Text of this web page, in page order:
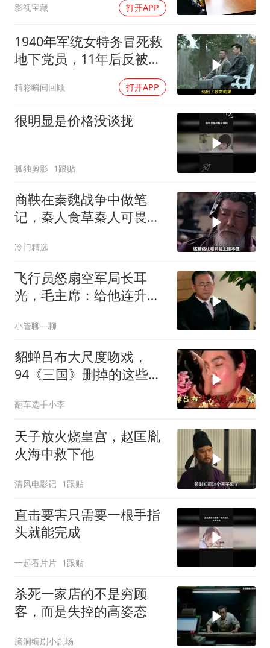
影视宝藏 打开APP
1940年军统女特务冒死救
地下党员，11年后反被相
精彩瞬间回顾 打开APP
很明显是价格没谈拢
孤独剪影 1跟贴
商鞅在秦魏战争中做笔
记，秦人食草秦人可畏，
冷门精选
飞行员怒扇空军局长耳
光，毛主席：给他连升三
小管聊一聊
貂蝉吕布大尺度吻戏，
94《三国》删掉的这些绝
翻车选手小李
天子放火烧皇宫，赵匡胤
火海中救下他
清风电影记 1跟贴
直击要害只需要一根手指
头就能完成
一起看片片 1跟贴
杀死一家店的不是穷顾
客，而是失控的高姿态
脑洞编剧小剧场